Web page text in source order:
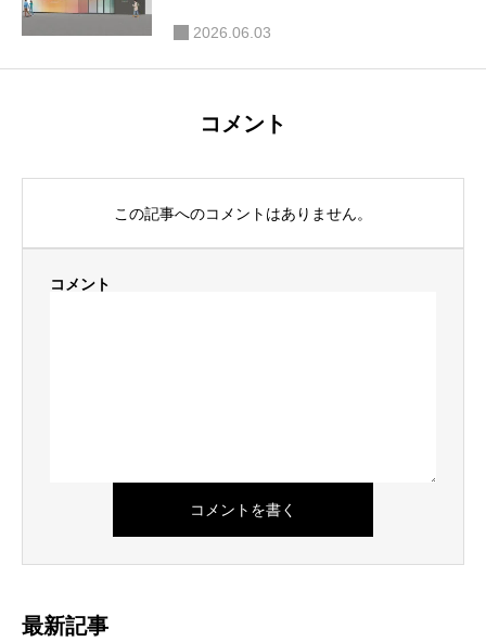
2026.06.03
コメント
この記事へのコメントはありません。
コメント
最新記事